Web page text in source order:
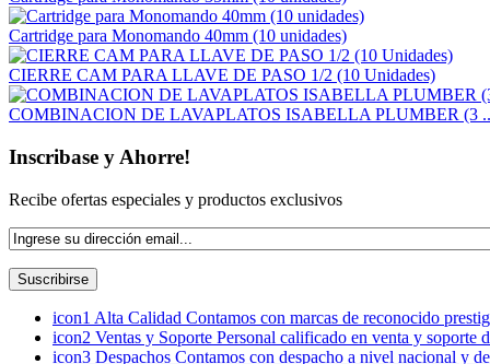
Cartridge para Monomando 40mm (10 unidades)
CIERRE CAM PARA LLAVE DE PASO 1/2 (10 Unidades)
COMBINACION DE LAVAPLATOS ISABELLA PLUMBER (3
Inscribase y Ahorre!
Recibe ofertas especiales y productos exclusivos
icon1 Alta Calidad Contamos con marcas de reconocido
icon2 Ventas y Soporte Personal calificado en venta y soporte
icon3 Despachos Contamos con despacho a nivel nacional y